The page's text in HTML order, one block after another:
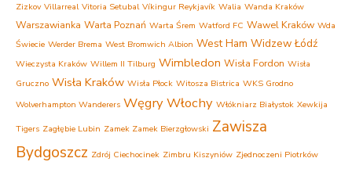
Zizkov Villarreal Vitoria Setubal Víkingur Reykjavík Walia Wanda Kraków
Warszawianka Warta Poznań Warta Śrem Watford FC Wawel Kraków Wda
Świecie Werder Brema West Bromwich Albion West Ham Widzew Łódź
Wieczysta Kraków Willem II Tilburg Wimbledon Wisła Fordon Wisła
Gruczno Wisła Kraków Wisła Płock Witosza Bistrica WKS Grodno
Wolverhampton Wanderers WęgryWłochy Włókniarz Białystok Xewkija
Tigers Zagłębie Lubin Zamek Zamek Bierzgłowski Zawisza
Bydgoszcz Zdrój Ciechocinek Zimbru Kiszyniów Zjednoczeni Piotrków